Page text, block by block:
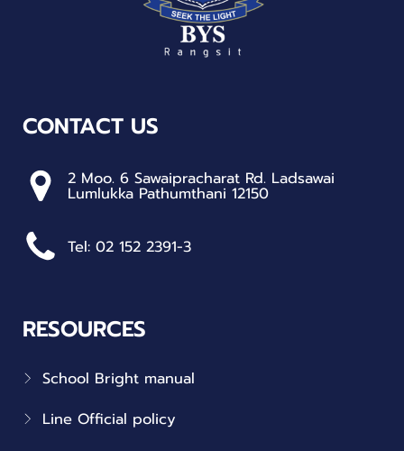
CONTACT US
2 Moo. 6 Sawaipracharat Rd. Ladsawai
Lumlukka Pathumthani 12150
Tel: 02 152 2391-3
RESOURCES
School Bright manual
Line Official policy